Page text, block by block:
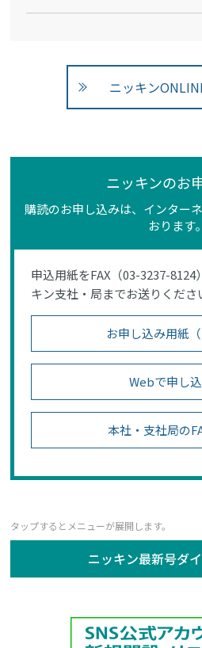
ニッキン
ニッキンのお
購読のお申し込みは、インター
おります。
申込用紙をFAX（03-3237-
キン支社・局までお送りくださ
お申し込み用紙（
Webで申し
本社・支社局の
ニッキン最新号ダ